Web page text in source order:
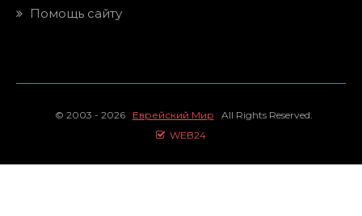
Помощь сайту
© 2003 - 2026 Еврейский Мир All Rights Reserved.
WEB24